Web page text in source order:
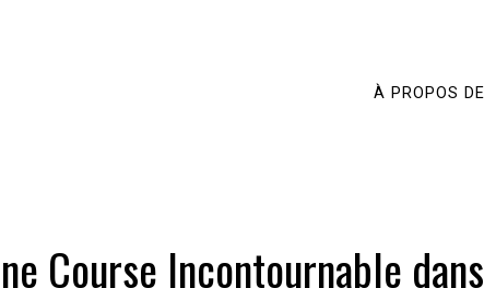
À PROPOS
Course Incontournable